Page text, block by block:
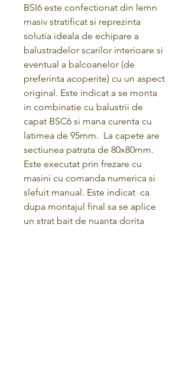
BSI6 este confectionat din lemn
masiv stratificat si reprezinta
solutia ideala de echipare a
balustradelor scarilor interioare si
eventual a balcoanelor (de
preferinta acoperite) cu un aspect
original. Este indicat a se monta
in combinatie cu balustrii de
capat BSC6 si mana curenta cu
latimea de 95mm. La capete are
sectiunea patrata de 80x80mm.
Este executat prin frezare cu
masini cu comanda numerica si
slefuit manual. Este indicat ca
dupa montajul final sa se aplice
un strat bait de nuanta dorita